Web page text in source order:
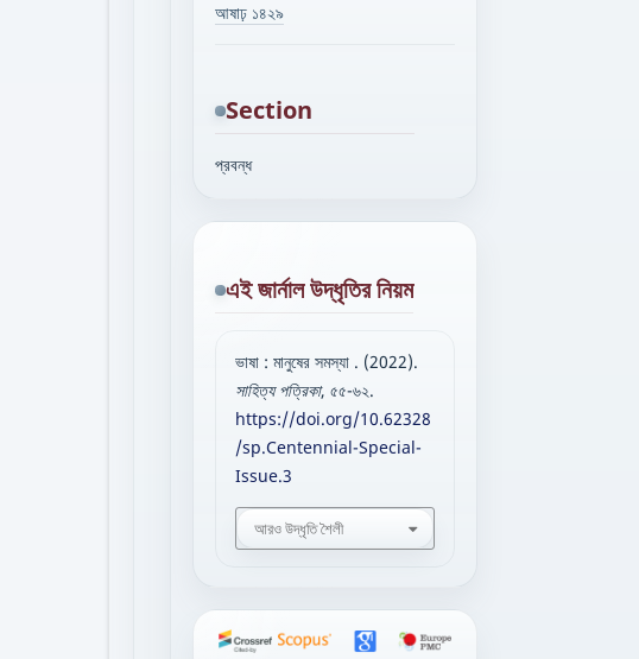
আষাঢ় ১৪২৯
Section
প্রবন্ধ
এই জার্নাল উদ্ধৃতির নিয়ম
ভাষা : মানুষের সমস্যা . (2022).
সাহিত্য পত্রিকা, ৫৫-৬২.
https://doi.org/10.62328
/sp.Centennial-Special-
Issue.3
আরও উদ্ধৃতি শৈলী